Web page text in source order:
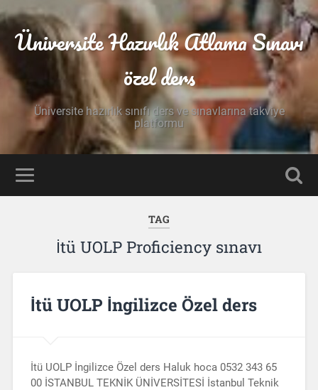
Üniversite Hazırlık Atlama Sınavı
özel ders
Üniversite hazırlık sınıfı ders ve sınavlarına takviye
platformu
TAG
İtü UOLP Proficiency sınavı
İtü UOLP İngilizce Özel ders
İtü UOLP İngilizce Özel ders Haluk hoca 0532 343 65
00 İSTANBUL TEKNİK ÜNİVERSİTESİ İstanbul Teknik